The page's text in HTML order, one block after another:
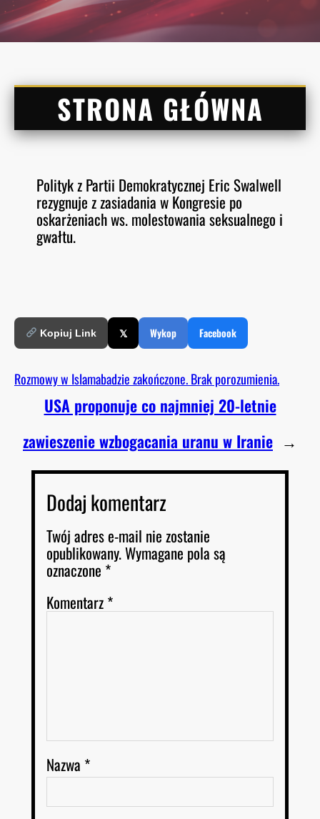
STRONA GŁÓWNA
Polityk z Partii Demokratycznej Eric Swalwell
rezygnuje z zasiadania w Kongresie po
oskarżeniach ws. molestowania seksualnego i
gwałtu.
Kopiuj Link 𝕏 Wykop Facebook
Rozmowy w Islamabadzie zakończone. Brak porozumienia.
USA proponuje co najmniej 20-letnie
zawieszenie wzbogacania uranu w Iranie →
Dodaj komentarz
Twój adres e-mail nie zostanie
opublikowany.Wymagane pola są
oznaczone *
Komentarz*
Nazwa *